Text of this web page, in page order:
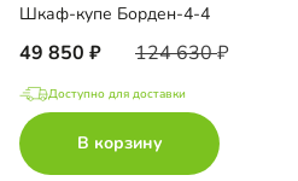
Шкаф-купе Борден-4-4
49 850 124 630
Доступно для доставки
В корзину